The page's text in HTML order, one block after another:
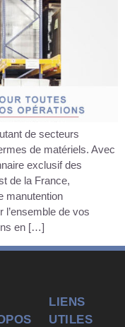
de secteurs
de matériels. Avec
exclusif des
de la France,
manutention
l’ensemble de vos
en […]
LIENS
UTILES